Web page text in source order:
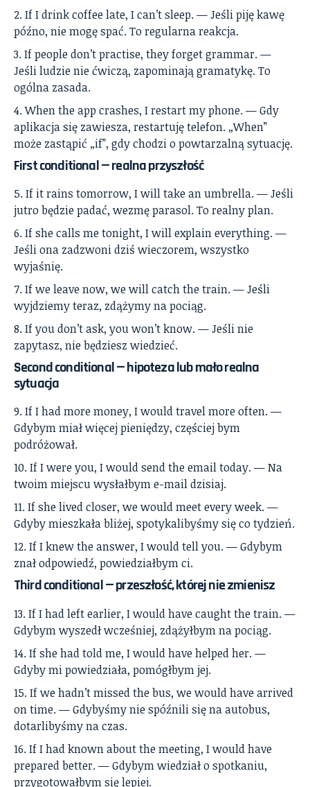
If I drink coffee late, I can’t sleep. — Jeśli piję kawę
późno, nie mogę spać. To regularna reakcja.
If people don’t practise, they forget grammar. —
Jeśli ludzie nie ćwiczą, zapominają gramatykę. To
ogólna zasada.
When the app crashes, I restart my phone. — Gdy
aplikacja się zawiesza, restartuję telefon. „When”
może zastąpić „if”, gdy chodzi o powtarzalną sytuację.
First conditional — realna przyszłość
If it rains tomorrow, I will take an umbrella. — Jeśli
jutro będzie padać, wezmę parasol. To realny plan.
If she calls me tonight, I will explain everything. —
Jeśli ona zadzwoni dziś wieczorem, wszystko
wyjaśnię.
If we leave now, we will catch the train. — Jeśli
wyjdziemy teraz, zdążymy na pociąg.
If you don’t ask, you won’t know. — Jeśli nie
zapytasz, nie będziesz wiedzieć.
Second conditional — hipoteza lub mało realna
sytuacja
If I had more money, I would travel more often. —
Gdybym miał więcej pieniędzy, częściej bym
podróżował.
If I were you, I would send the email today. — Na
twoim miejscu wysłałbym e-mail dzisiaj.
If she lived closer, we would meet every week. —
Gdyby mieszkała bliżej, spotykalibyśmy się co tydzień.
If I knew the answer, I would tell you. — Gdybym
znał odpowiedź, powiedziałbym ci.
Third conditional — przeszłość, której nie zmienisz
If I had left earlier, I would have caught the train. —
Gdybym wyszedł wcześniej, zdążyłbym na pociąg.
If she had told me, I would have helped her. —
Gdyby mi powiedziała, pomógłbym jej.
If we hadn’t missed the bus, we would have arrived
on time. — Gdybyśmy nie spóźnili się na autobus,
dotarlibyśmy na czas.
If I had known about the meeting, I would have
prepared better. — Gdybym wiedział o spotkaniu,
przygotowałbym się lepiej.